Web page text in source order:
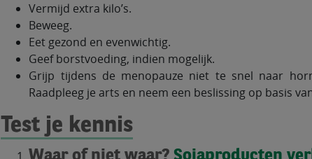
Vermijd extra kilo’s.
Beweeg.
Eet gezond en evenwichtig.
Geef borstvoeding, indien mogelijk.
Grijp tijdens de menopauze niet te snel naar
Raadpleeg je arts en neem een beslissing op basis
Test je kennis